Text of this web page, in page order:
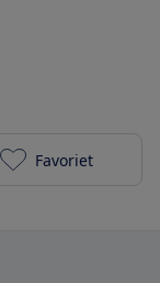
Luvion
Favoriet